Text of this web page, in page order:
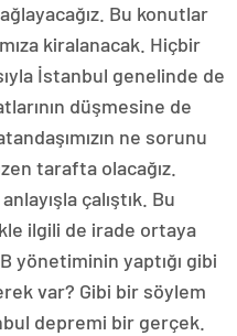
Bu konutlar
kiralanacak. Hiçbir
İstanbul genelinde de
düşmesine de
ne sorunu
tarafta olacağız.
çalıştık. Bu
ilgili de irade ortaya
yönetiminin yaptığı gibi
var? Gibi bir söylem
depremi bir gerçek.